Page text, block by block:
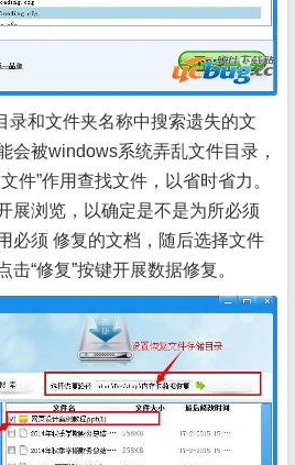
录和文件夹名称中搜索遗失的文
会被windows系统弄乱文件目录，
件”作用查找文件，以省时省力。
展浏览，以确定是不是为所必须
必须 修复的文档，随后选择文件
“修复”按键开展数据修复。